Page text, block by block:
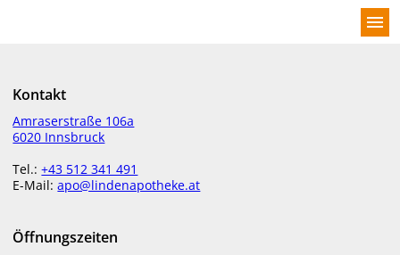
menu
Willkommen bei der Lindenapotheke
Willkommen in der Lindenapotheke
Kontakt
Amraserstraße 106a
6020 Innsbruck
Tel.:+43 512 341 491
E-Mail:apo@lindenapotheke.at
Öffnungszeiten